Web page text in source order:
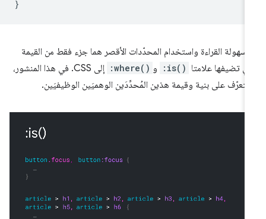
سهولة القراءة واستخدام المحدّدات الأقصر هما جزء فقط من القيمة
تضيفها علامتا :is() و :where()
إلى CSS. في هذا المنشور،
على بنية وقيمة هذين المُحدِّدَين الوهميَين الوظيفيَين.